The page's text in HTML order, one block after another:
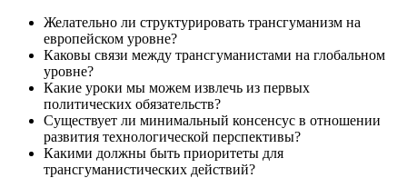
Желательно ли структурировать трансгуманизм на
европейском уровне?
Каковы связи между трансгуманистами на глобальном
уровне?
Какие уроки мы можем извлечь из первых
политических обязательств?
Существует ли минимальный консенсус в отношении
развития технологической перспективы?
Какими должны быть приоритеты для
трансгуманистических действий?